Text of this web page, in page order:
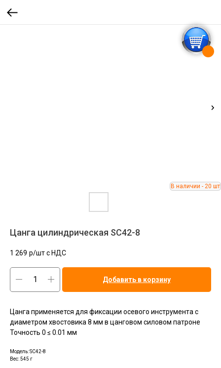
Цанга цилиндрическая SC42-8
1 269 р/шт c НДС
Добавить в корзину
Цанга применяется для фиксации осевого инструмента с
диаметром хвостовика 8 мм в цанговом силовом патроне
Точность 0 ≤ 0.01 мм
Модель: SC42-8
Вес: 545 г